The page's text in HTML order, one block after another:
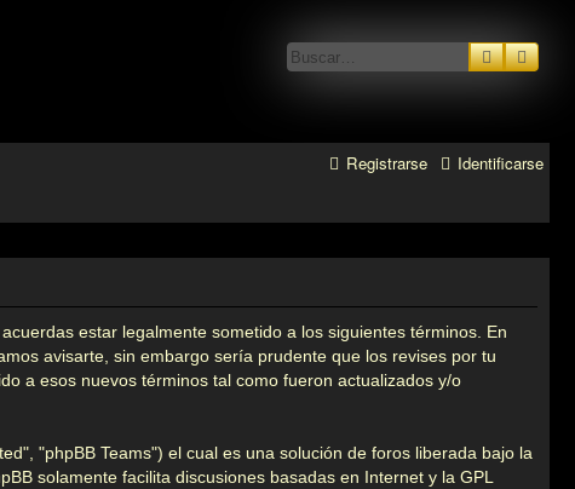
Buscar
Identificarse
Registrarse
estar legalmente sometido a los siguientes términos. En
avisarte, sin embargo sería prudente que los revises por tu
a esos nuevos términos tal como fueron actualizados y/o
"phpBB Teams") el cual es una solución de foros liberada bajo la
solamente facilita discusiones basadas en Internet y la GPL